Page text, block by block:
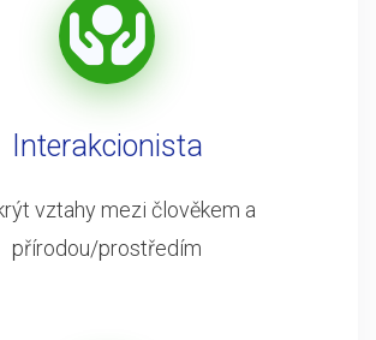
Interakcionista
vztahy mezi člověkem a
přírodou/prostředím